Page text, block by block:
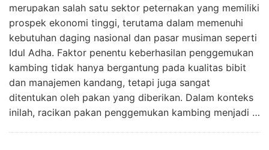
merupakan salah satu sektor peternakan yang memiliki
prospek ekonomi tinggi, terutama dalam memenuhi
kebutuhan daging nasional dan pasar musiman seperti
Idul Adha. Faktor penentu keberhasilan penggemukan
kambing tidak hanya bergantung pada kualitas bibit
dan manajemen kandang, tetapi juga sangat
ditentukan oleh pakan yang diberikan. Dalam konteks
inilah, racikan pakan penggemukan kambing menjadi …